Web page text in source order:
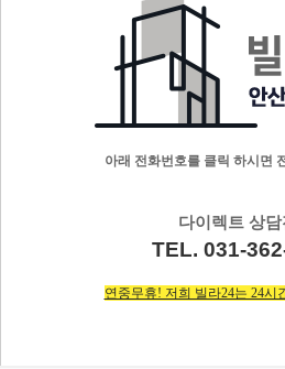
아래 전화번호를 클릭 하시면
다이렉트 상
TEL. 031-
연중무휴! 저희 빌라24는 24시